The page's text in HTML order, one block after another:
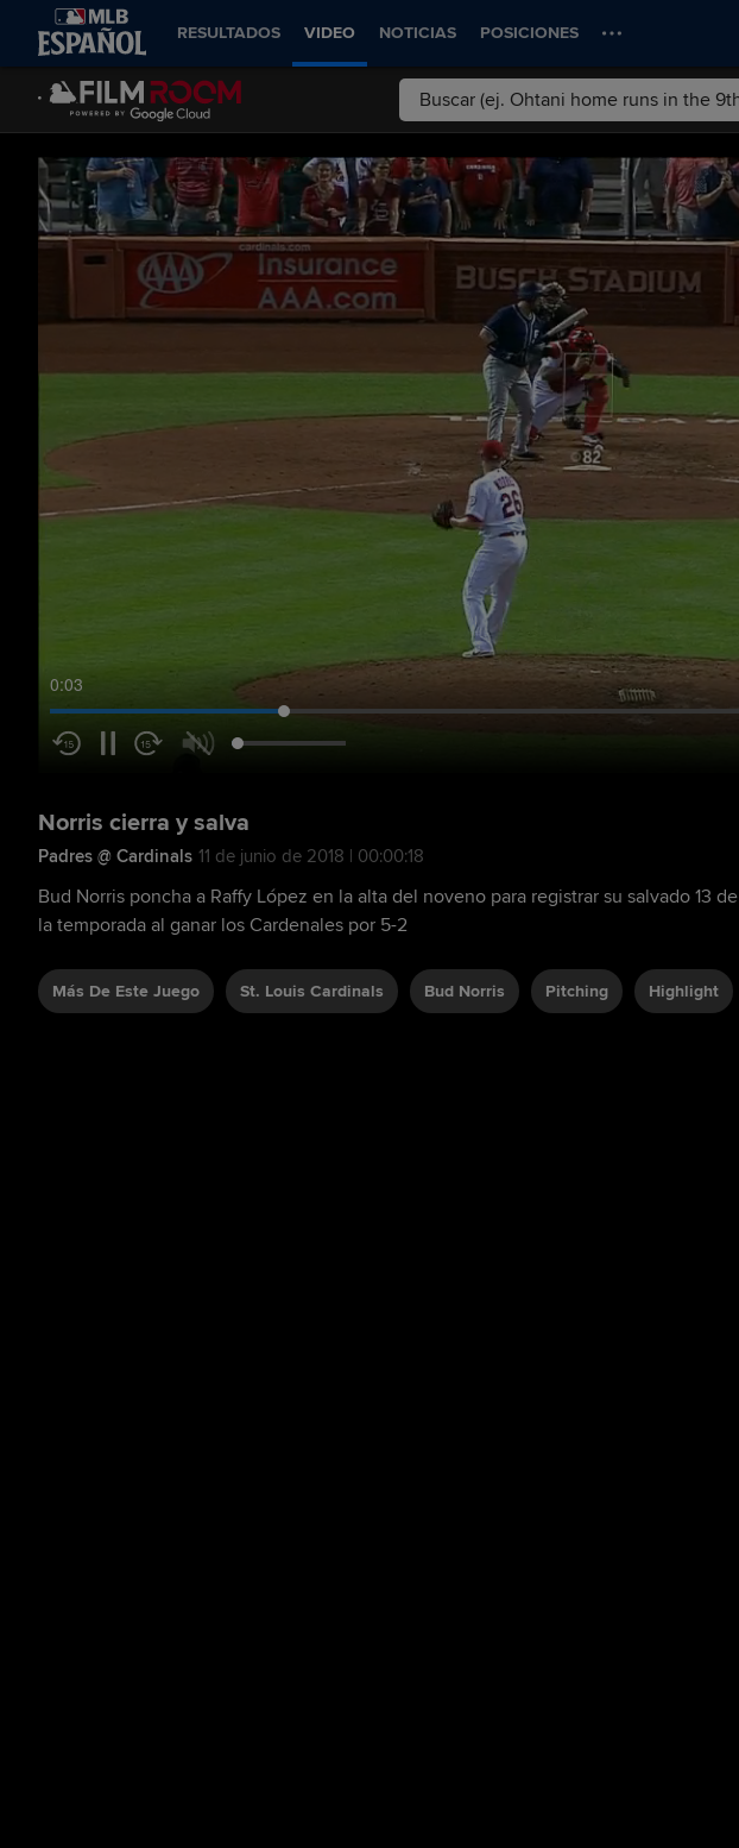
RESULTADOS VIDEO NOTICIAS POSICIONES
0:04
Norris cierra y salva
Padres @ Cardinals 11 de junio de 2018 | 00:00:18
Bud Norris poncha a Raffy López en la alta del noveno para registrar su salvado 13 de
la temporada al ganar los Cardenales por 5-2
Más De Este Juego St. Louis Cardinals Bud Norris Pitching Highlight